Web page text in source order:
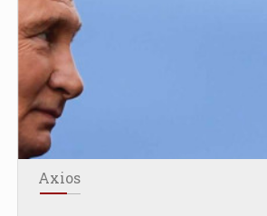
Axios